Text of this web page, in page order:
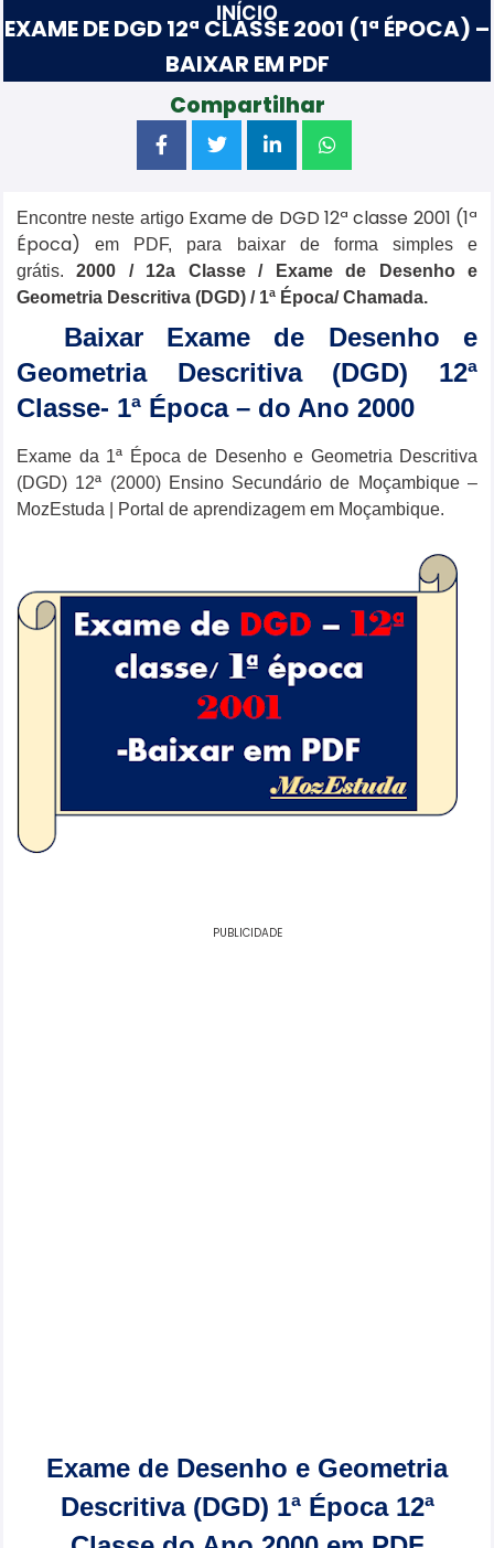
INÍCIO
EXAME DE DGD 12ª CLASSE 2001 (1ª ÉPOCA) –
BAIXAR EM PDF
Compartilhar
Encontre neste artigoExame de DGD 12ª classe 2001 (1ª
Época)em PDF, para baixar de forma simples e
grátis.2000 / 12a Classe / Exame de Desenho e
Geometria Descritiva (DGD) / 1ª Época/ Chamada.
Baixar Exame de Desenho e
Geometria Descritiva (DGD) 12ª
Classe- 1ª Época – do Ano 2000
Exame da 1ª Época de Desenho e Geometria Descritiva
(DGD) 12ª (2000) Ensino Secundário de Moçambique –
MozEstuda | Portal de aprendizagem em Moçambique.
PUBLICIDADE
Exame de Desenho e Geometria
Descritiva (DGD) 1ª Época 12ª